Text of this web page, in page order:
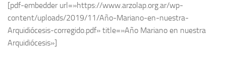
[pdf-embedder url=»https://www.arzolap.org.ar/wp-
content/uploads/2019/11/Año-Mariano-en-nuestra-
Arquidiócesis-corregido.pdf» title=»Año Mariano en nuestra
Arquidiócesis»]